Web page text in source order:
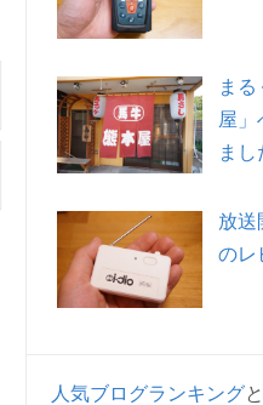
ま
屋」
まし
放送
のレ
人気ブログランキング